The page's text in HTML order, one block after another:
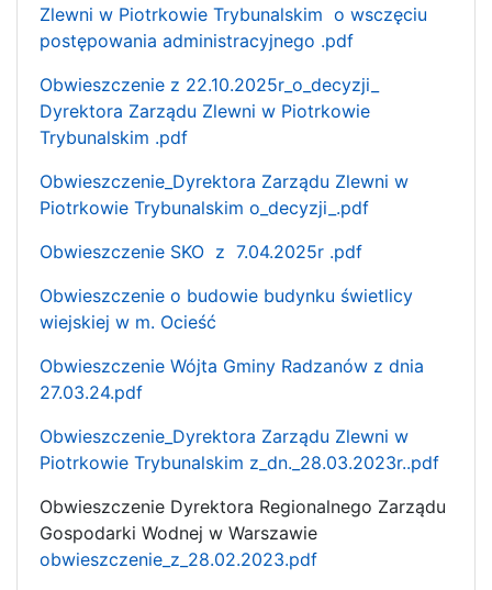
Zlewni w Piotrkowie Trybunalskim o wsczęciu
postępowania administracyjnego .pdf
Obwieszczenie z 22.10.2025r_o_decyzji_
Dyrektora Zarządu Zlewni w Piotrkowie
Trybunalskim .pdf
Obwieszczenie_Dyrektora Zarządu Zlewni w
Piotrkowie Trybunalskim o_decyzji_.pdf
Obwieszczenie SKO z 7.04.2025r .pdf
Obwieszczenie o budowie budynku świetlicy
wiejskiej w m. Ocieść
Obwieszczenie Wójta Gminy Radzanów z dnia
27.03.24.pdf
Obwieszczenie_Dyrektora Zarządu Zlewni w
Piotrkowie Trybunalskim z_dn._28.03.2023r..pdf
Obwieszczenie Dyrektora Regionalnego Zarządu
Gospodarki Wodnej w Warszawie
obwieszczenie_z_28.02.2023.pdf